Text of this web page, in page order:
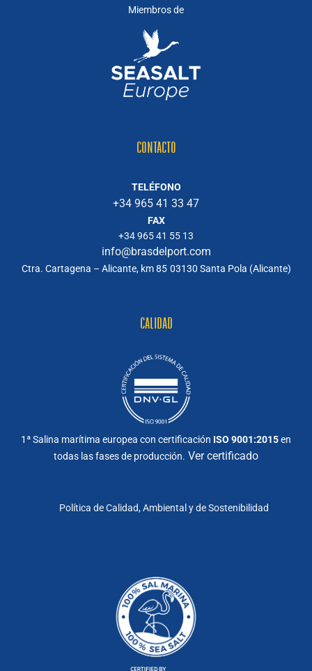
Miembros de
CONTACTO
TELÉFONO
+34 965 41 33 47
FAX
+34 965 41 55 13
info@brasdelport.com
Ctra. Cartagena – Alicante, km 85 03130 Santa Pola (Alicante)
CALIDAD
1ª Salina marítima europea con certificación ISO 9001:2015en
todas las fases de producción. Ver certificado
Política de Calidad, Ambiental y de Sostenibilidad